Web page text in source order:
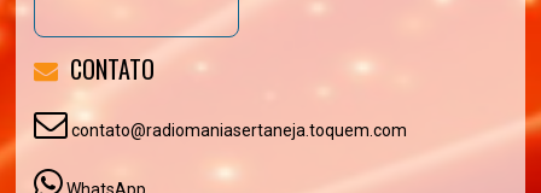
CONTATO
contato@radiomaniasertaneja.toquem.com